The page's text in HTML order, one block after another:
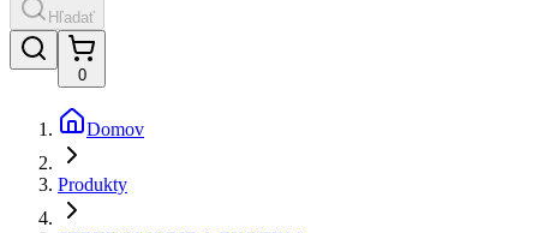
Hľadať
0
Domov
Produkty